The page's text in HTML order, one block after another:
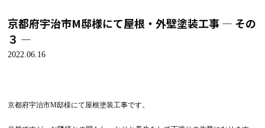
京都府宇治市M邸様にて屋根・外壁塗装工事 ― その
３ ―
2022.06.16
京都府宇治市M邸様にて屋根塗装工事です。